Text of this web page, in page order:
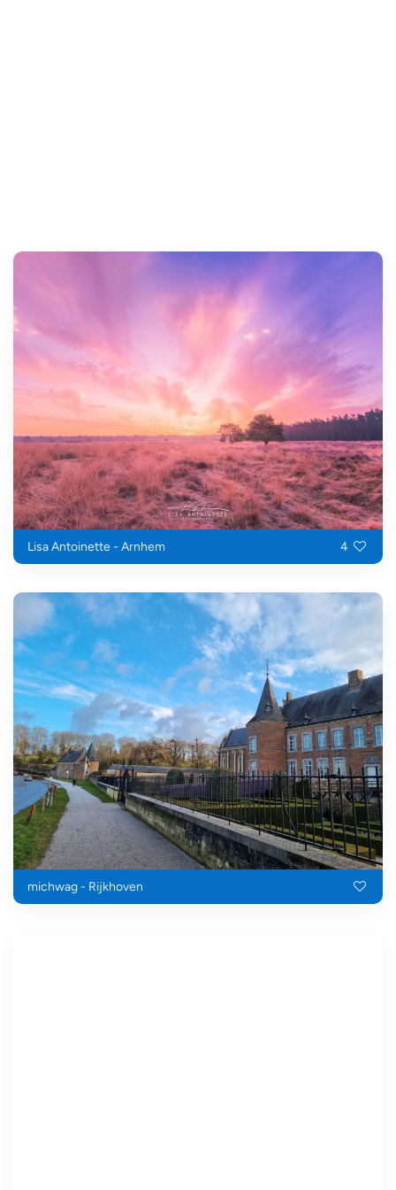
Lisa Antoinette - Arnhem 4
michwag - Rijkhoven